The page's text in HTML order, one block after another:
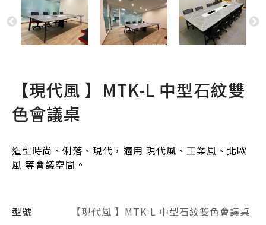
【現代風 】MTK-L 中型石紋雙
色會議桌
造型時尚、俐落、現代，適用 現代風、工業風、北歐
風 等會議空間。
型號
【現代風 】MTK-L 中型石紋雙色會議桌